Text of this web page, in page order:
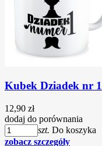
Kubek Dziadek nr 1
12,90 zł
dodaj do porównania
szt. Do koszyka
zobacz szczegóły